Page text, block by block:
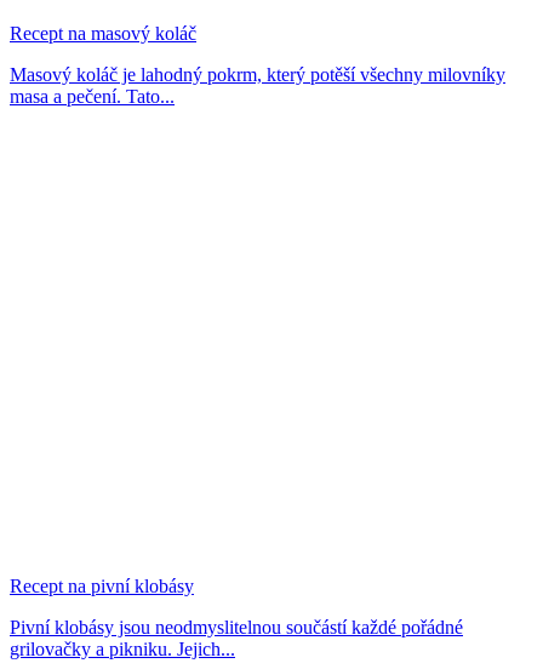
Recept na masový koláč
Masový koláč je lahodný pokrm, který potěší všechny milovníky
masa a pečení. Tato...
Recept na pivní klobásy
Pivní klobásy jsou neodmyslitelnou součástí každé pořádné
grilovačky a pikniku. Jejich...